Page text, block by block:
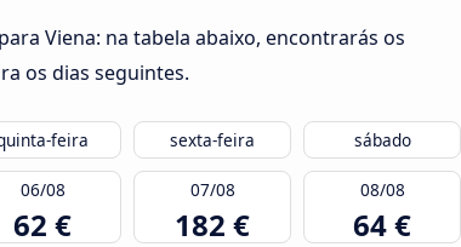
Viena: na tabela abaixo, encontrarás os
os dias seguintes.
feira sexta-feira sábado
06/08
62 €
07/08
182 €
08/08
64 €